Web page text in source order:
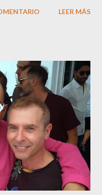
más de una semana. El top
Marta ha sido toda una
de embarazo tuvo que
llamado
fatídicos de
embarazo, ahora es una
ha sido padre este año ha
que desfiló en las mejores
LEER MÁS